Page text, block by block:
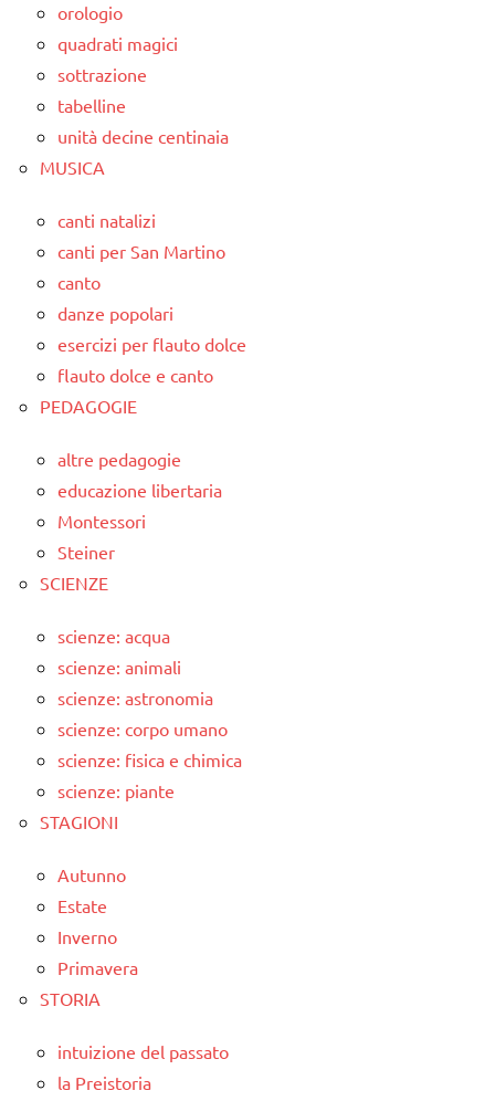
orologio
quadrati magici
sottrazione
tabelline
unità decine centinaia
MUSICA
canti natalizi
canti per San Martino
canto
danze popolari
esercizi per flauto dolce
flauto dolce e canto
PEDAGOGIE
altre pedagogie
educazione libertaria
Montessori
Steiner
SCIENZE
scienze: acqua
scienze: animali
scienze: astronomia
scienze: corpo umano
scienze: fisica e chimica
scienze: piante
STAGIONI
Autunno
Estate
Inverno
Primavera
STORIA
intuizione del passato
la Preistoria